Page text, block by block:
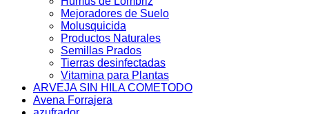
Mejoradores de Suelo
Molusquicida
Productos Naturales
Semillas Prados
Tierras desinfectadas
Vitamina para Plantas
ARVEJA SIN HILA COMETODO
Avena Forrajera